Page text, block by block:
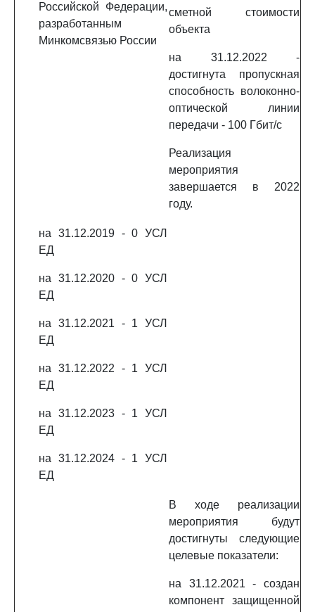
Российской Федерации,
разработанным
Минкомсвязью России
сметной стоимости
объекта
на 31.12.2022 -
достигнута пропускная
способность волоконно-
оптической линии
передачи - 100 Гбит/с
Реализация
мероприятия
завершается в 2022
году.
на 31.12.2019 - 0 УСЛ
ЕД
на 31.12.2020 - 0 УСЛ
ЕД
на 31.12.2021 - 1 УСЛ
ЕД
на 31.12.2022 - 1 УСЛ
ЕД
на 31.12.2023 - 1 УСЛ
ЕД
на 31.12.2024 - 1 УСЛ
ЕД
В ходе реализации
мероприятия будут
достигнуты следующие
целевые показатели:
на 31.12.2021 - создан
компонент защищенной